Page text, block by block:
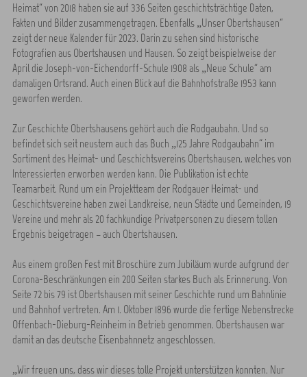
Heimat“ von 2018 haben sie auf 336 Seiten geschichtsträchtige Daten,
Fakten und Bilder zusammengetragen. Ebenfalls „Unser Obertshausen“
zeigt der neue Kalender für 2023. Darin zu sehen sind historische
Fotografien aus Obertshausen und Hausen. So zeigt beispielweise der
April die Joseph-von-Eichendorff-Schule 1908 als „Neue Schule“ am
damaligen Ortsrand. Auch einen Blick auf die Bahnhofstraße 1953 kann
geworfen werden.
Zur Geschichte Obertshausens gehört auch die Rodgaubahn. Und so
befindet sich seit neustem auch das Buch „125 Jahre Rodgaubahn“ im
Sortiment des Heimat- und Geschichtsvereins Obertshausen, welches von
Interessierten erworben werden kann. Die Publikation ist echte
Teamarbeit. Rund um ein Projektteam der Rodgauer Heimat- und
Geschichtsvereine haben zwei Landkreise, neun Städte und Gemeinden, 19
Vereine und mehr als 20 fachkundige Privatpersonen zu diesem tollen
Ergebnis beigetragen – auch Obertshausen.
Aus einem großen Fest mit Broschüre zum Jubiläum wurde aufgrund der
Corona-Beschränkungen ein 200 Seiten starkes Buch als Erinnerung. Von
Seite 72 bis 79 ist Obertshausen mit seiner Geschichte rund um Bahnlinie
und Bahnhof vertreten. Am 1. Oktober 1896 wurde die fertige Nebenstrecke
Offenbach-Dieburg-Reinheim in Betrieb genommen. Obertshausen war
damit an das deutsche Eisenbahnnetz angeschlossen.
„Wir freuen uns, dass wir dieses tolle Projekt unterstützen konnten. Nur